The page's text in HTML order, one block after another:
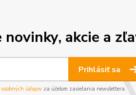
akcie a
Prihlásiť sa
údajov za účelom zasielania newslettera.